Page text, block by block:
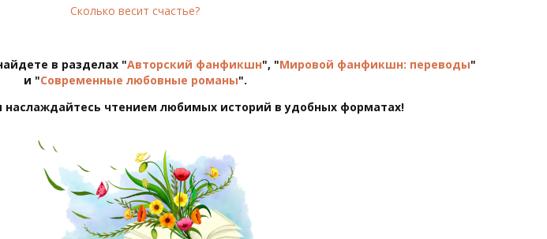
Сколько весит счастье?
в разделах "Авторский фанфикшн", "Мировой фанфикшн: переводы"
и "Современные любовные романы".
наслаждайтесь чтением любимых историй в удобных форматах!